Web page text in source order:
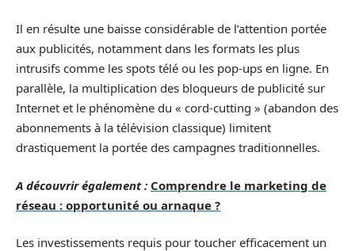
Il en résulte une baisse considérable de l’attention portée
aux publicités, notamment dans les formats les plus
intrusifs comme les spots télé ou les pop-ups en ligne. En
parallèle, la multiplication des bloqueurs de publicité sur
Internet et le phénomène du « cord-cutting » (abandon des
abonnements à la télévision classique) limitent
drastiquement la portée des campagnes traditionnelles.
A découvrir également : Comprendre le marketing de
réseau : opportunité ou arnaque ?
Les investissements requis pour toucher efficacement un